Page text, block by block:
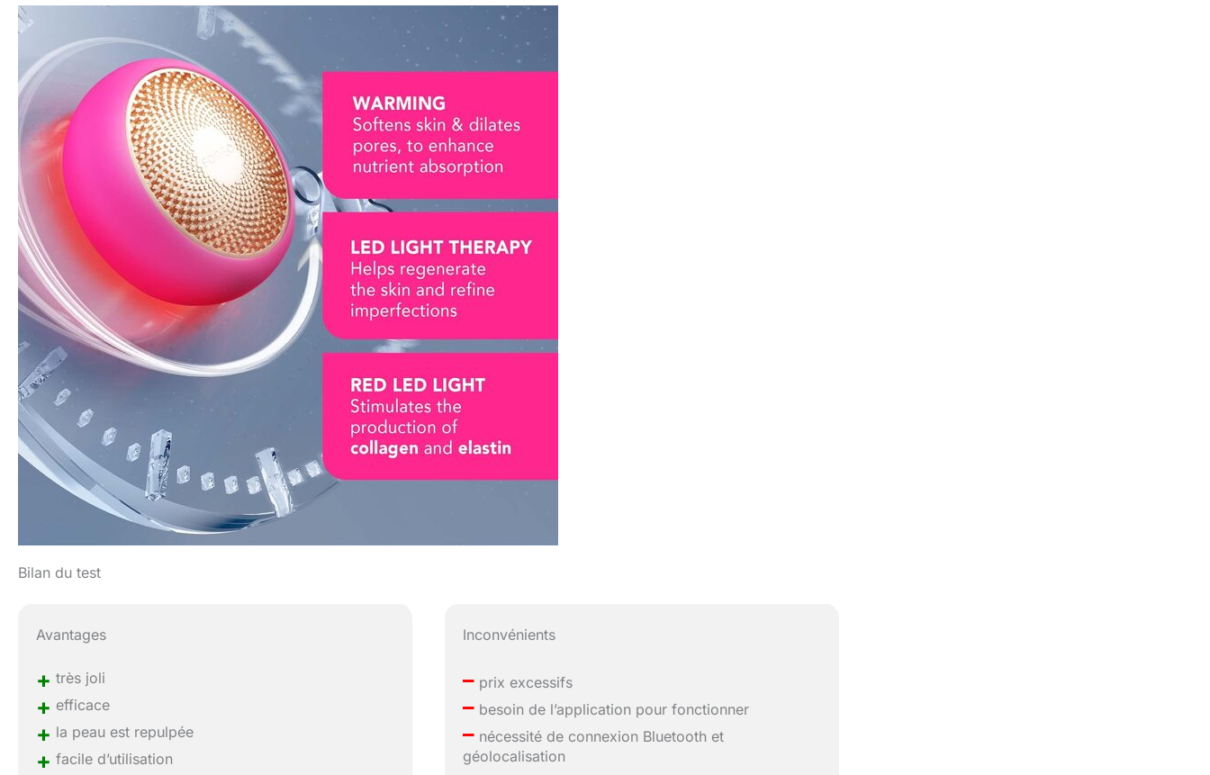
Bilan du test
Avantages
+ très joli
+ efficace
+ la peau est repulpée
+ facile d’utilisation
Inconvénients
– prix excessifs
– besoin de l’application pour fonctionner
– nécessité de connexion Bluetooth et
géolocalisation